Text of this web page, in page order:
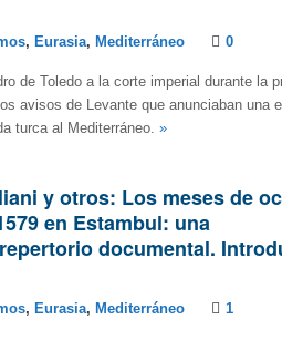
, Eurasia, Mediterráneo 0
de Toledo a la corte imperial durante la
avisos de Levante que anunciaban una
turca al Mediterráneo. »
y otros: Los meses de
en Estambul: una
documental.
, Eurasia, Mediterráneo 1